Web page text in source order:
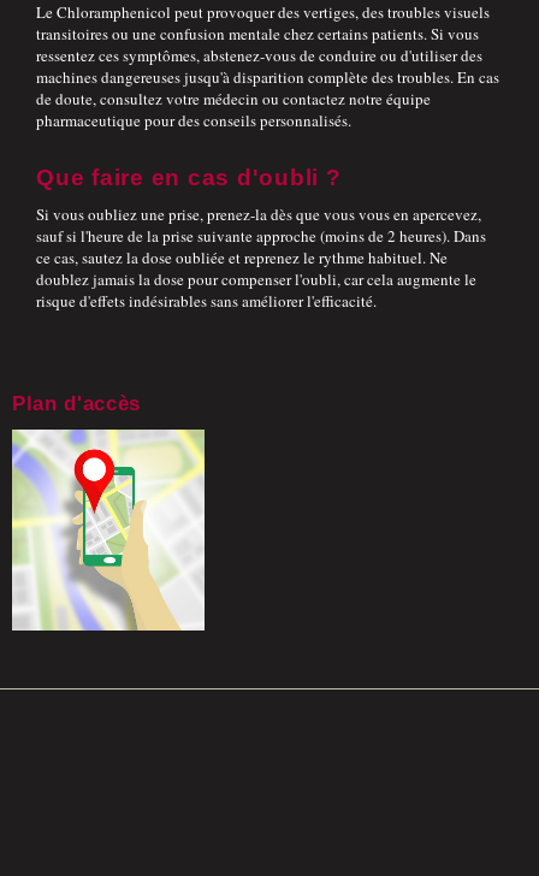
Le Chloramphenicol peut provoquer des vertiges, des troubles visuels
transitoires ou une confusion mentale chez certains patients. Si vous
ressentez ces symptômes, abstenez-vous de conduire ou d'utiliser des
machines dangereuses jusqu'à disparition complète des troubles. En cas
de doute, consultez votre médecin ou contactez notre équipe
pharmaceutique pour des conseils personnalisés.
Que faire en cas d'oubli ?
Si vous oubliez une prise, prenez-la dès que vous vous en apercevez,
sauf si l'heure de la prise suivante approche (moins de 2 heures). Dans
ce cas, sautez la dose oubliée et reprenez le rythme habituel. Ne
doublez jamais la dose pour compenser l'oubli, car cela augmente le
risque d'effets indésirables sans améliorer l'efficacité.
Plan d'accès